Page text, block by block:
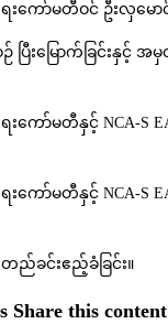
တီဝင် ဦးလှမောင်ရွှ
ြီးမြောက်ခြင်းနှင့်
နှင့် NCA-S
တီနှင့် NCA-S
ခင်းဧည့်ခံခြင်း။
Share this content